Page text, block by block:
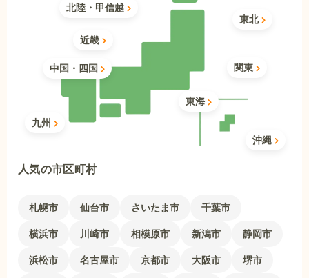
沖縄
東北
北陸・甲信越
関東
近畿
中国・四国
東海
九州
人気の市区町村
札幌市 仙台市 さいたま市
千葉市
横浜市
川崎市 相模原市 新潟市
静岡市
浜松市
名古屋市 京都市 大阪市
堺市